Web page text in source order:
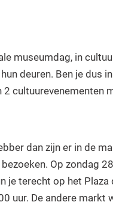
museumdag, in
deuren. Ben je dus
cultuurevenementen
dan zijn er in de
Op zondag
je terecht op het
uur. De andere markt